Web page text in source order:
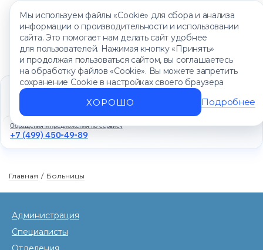
Мы используем файлы «Cookie» для сбора и анализа
информации о производительности и использовании
сайта. Это помогает нам делать сайт удобнее
для пользователей. Нажимая кнопку «Принять»
и продолжая пользоваться сайтом, вы соглашаетесь
на обработку файлов «Cookie». Вы можете запретить
сохранение Cookie в настройках своего браузера
ХОРОШО Подробнее
Единый контакт-центр
+7 (499) 450-88-89
Ежедневно с 8:00 до 20:00
Обращения и предложения по сервису
+7 (499) 450-49-89
Главная / Больницы
Администрация
Специалисты